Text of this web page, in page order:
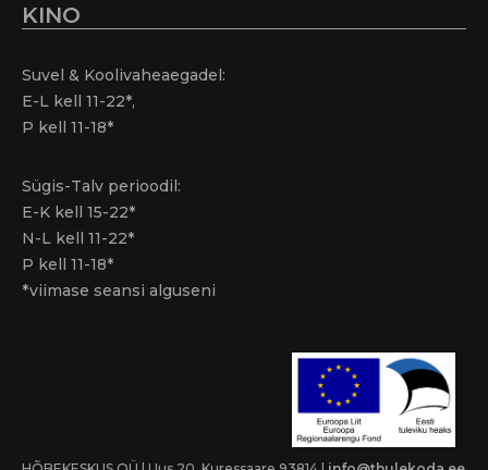
KINO
Suvel & Koolivaheaegadel:
E-L kell 11-22*,
P kell 11-18*
Sügis-Talv perioodil:
E-K kell 15-22*
N-L kell 11-22*
P kell 11-18*
*viimase seansi alguseni